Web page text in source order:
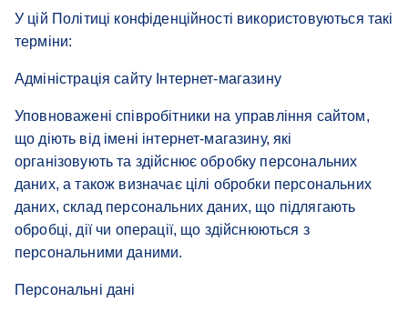
У цій Політиці конфіденційності використовуються такі
терміни:
Адміністрація сайту Інтернет-магазину
Уповноважені співробітники на управління сайтом,
що діють від імені інтернет-магазину, які
організовують та здійснює обробку персональних
даних, а також визначає цілі обробки персональних
даних, склад персональних даних, що підлягають
обробці, дії чи операції, що здійснюються з
персональними даними.
Персональні дані